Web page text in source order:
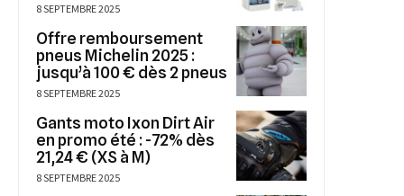
8 SEPTEMBRE 2025
Offre remboursement
pneus Michelin 2025 :
jusqu’à 100 € dès 2 pneus
8 SEPTEMBRE 2025
Gants moto Ixon Dirt Air
en promo été : -72% dès
21,24 € (XS à M)
8 SEPTEMBRE 2025